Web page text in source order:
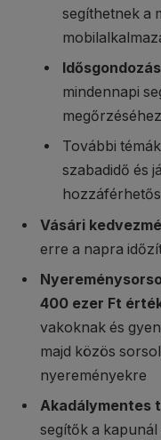
segíthetnek a
mindennapi
megőrzéséhez
További
szabadidő és
Vásári
erre a napra
400 ezer Ft
vakoknak és
majd közös
nyereményekre
Akadálymentes
segítők a